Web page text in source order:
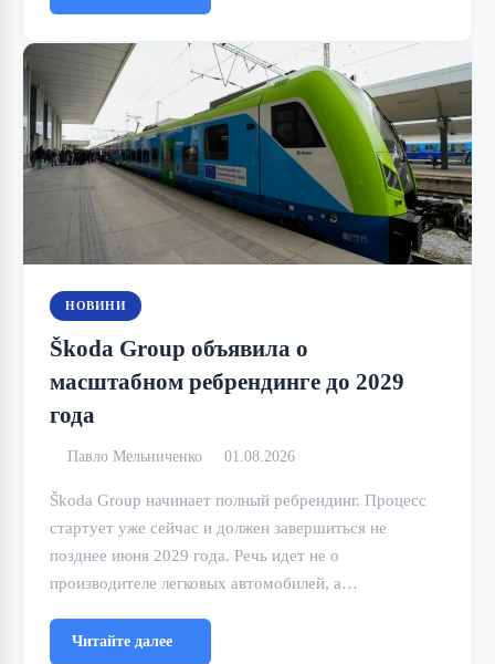
НОВИНИ
Škoda Group объявила о
масштабном ребрендинге до 2029
года
Павло Мельниченко 01.08.2026
Škoda Group начинает полный ребрендинг. Процесс
стартует уже сейчас и должен завершиться не
позднее июня 2029 года. Речь идет не о
производителе легковых автомобилей, а…
Читайте далее